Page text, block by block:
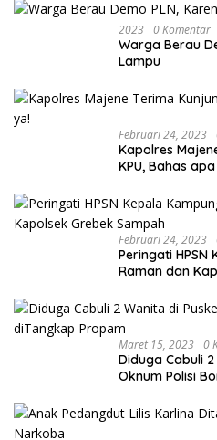
2023 0 Komentar
Warga Berau
Lampu
Februari 24, 2023
Kapolres
KPU, Bahas
Februari 24, 2023
Peringati HPSN
Raman dan
Maret 15, 2023 0
Diduga Cabuli
Oknum Polisi